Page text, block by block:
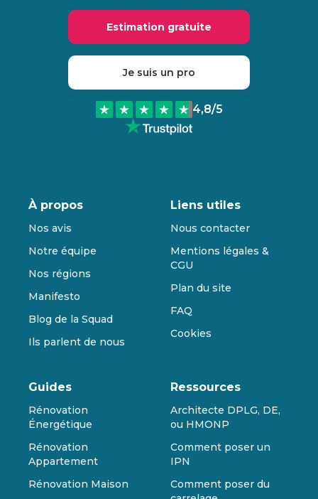
Estimation gratuite
Je suis un pro
4,8/5
À propos
Nos avis
Notre équipe
Nos régions
Manifesto
Blog de la Squad
Ils parlent de nous
Liens utiles
Nous contacter
Mentions légales &
CGU
Plan du site
FAQ
Cookies
Guides
Rénovation
Énergétique
Rénovation
Appartement
Rénovation Maison
Ressources
Architecte DPLG, DE,
ou HMONP
Comment poser un
IPN
Comment poser du